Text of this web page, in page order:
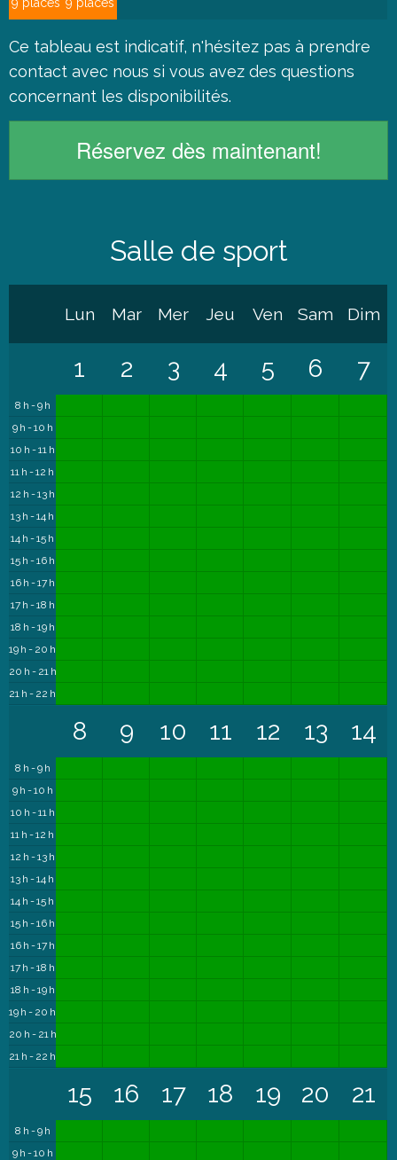
Ce tableau est indicatif, n'hésitez pas à prendre
contact avec nous si vous avez des questions
concernant les disponibilités.
Réservez dès maintenant!
Salle de sport
Lun Mar Mer Jeu Ven Sam Dim
8 h - 9 h
9 h - 10 h
10 h - 11 h
11 h - 12 h
12 h - 13 h
13 h - 14 h
14 h - 15 h
15 h - 16 h
16 h - 17 h
17 h - 18 h
18 h - 19 h
19 h - 20 h
20 h - 21 h
21 h - 22 h
1 2 3 4 5 6 7
8 h - 9 h
9 h - 10 h
10 h - 11 h
11 h - 12 h
12 h - 13 h
13 h - 14 h
14 h - 15 h
15 h - 16 h
16 h - 17 h
17 h - 18 h
18 h - 19 h
19 h - 20 h
20 h - 21 h
21 h - 22 h
8 9 10 11 12 13 14
8 h - 9 h
9 h - 10 h
15 16 17 18 19 20 21